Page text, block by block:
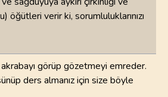
öğütleri verir ki, sorumluluklarınızı
görüp gözetmeyi emreder.
ders almanız için size böyle